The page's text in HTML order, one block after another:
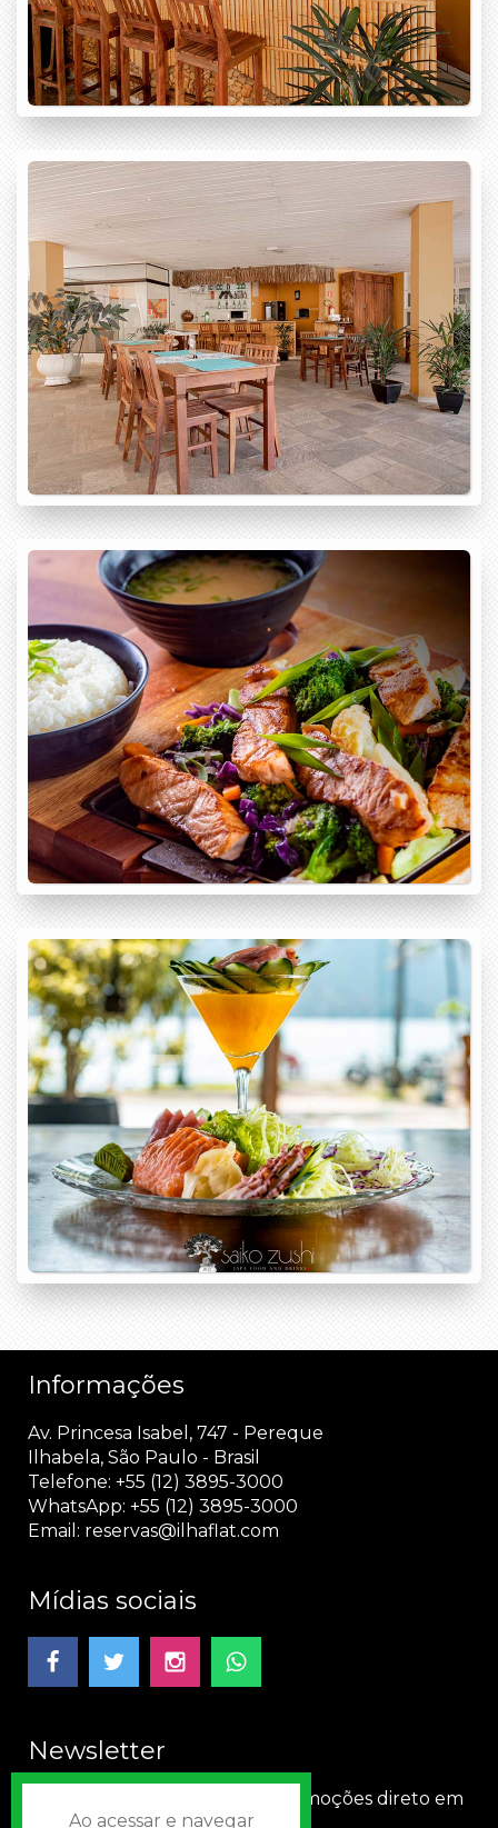
Informações
Av. Princesa Isabel, 747 - Pereque
Ilhabela, São Paulo - Brasil
Telefone: +55 (12) 3895-3000
WhatsApp: +55 (12) 3895-3000
Email: reservas@ilhaflat.com
Mídias sociais
Newsletter
Receba nossas novidades e promoções direto em
seu e-mail!
Ao acessar e navegar